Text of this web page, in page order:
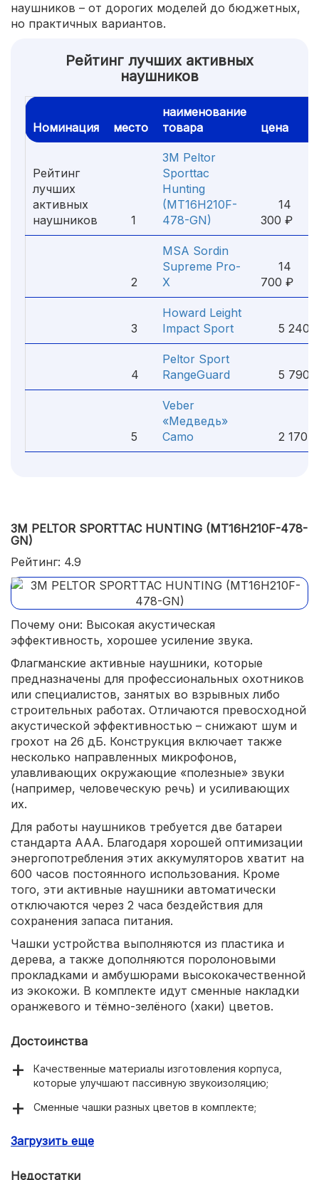
наушников – от дорогих моделей до бюджетных,
но практичных вариантов.
Рейтинг лучших активных
наушников
Номинация место
наименование
товара
цена
Рейтинг
лучших
активных
наушников
1
3M Peltor
Sporttac
Hunting
(MT16H210F-
478-GN)
14
300 ₽
2
MSA Sordin
Supreme Pro-
X
14
700 ₽
3
Howard Leight
Impact Sport
5 240
4
Peltor Sport
RangeGuard
5 790
5
Veber
«Медведь»
Camo
2 170 ₽
3M PELTOR SPORTTAC HUNTING (MT16H210F-478-
GN)
Рейтинг: 4.9
Почему они: Высокая акустическая
эффективность, хорошее усиление звука.
Флагманские активные наушники, которые
предназначены для профессиональных охотников
или специалистов, занятых во взрывных либо
строительных работах. Отличаются превосходной
акустической эффективностью – снижают шум и
грохот на 26 дБ. Конструкция включает также
несколько направленных микрофонов,
улавливающих окружающие «полезные» звуки
(например, человеческую речь) и усиливающих
их.
Для работы наушников требуется две батареи
стандарта ААА. Благодаря хорошей оптимизации
энергопотребления этих аккумуляторов хватит на
600 часов постоянного использования. Кроме
того, эти активные наушники автоматически
отключаются через 2 часа бездействия для
сохранения запаса питания.
Чашки устройства выполняются из пластика и
дерева, а также дополняются поролоновыми
прокладками и амбушюрами высококачественной
из экокожи. В комплекте идут сменные накладки
оранжевого и тёмно-зелёного (хаки) цветов.
Достоинства
Качественные материалы изготовления корпуса,
которые улучшают пассивную звукоизоляцию;
Сменные чашки разных цветов в комплекте;
600 часов от двух батареек ААА.
Загрузить еще
Недостатки